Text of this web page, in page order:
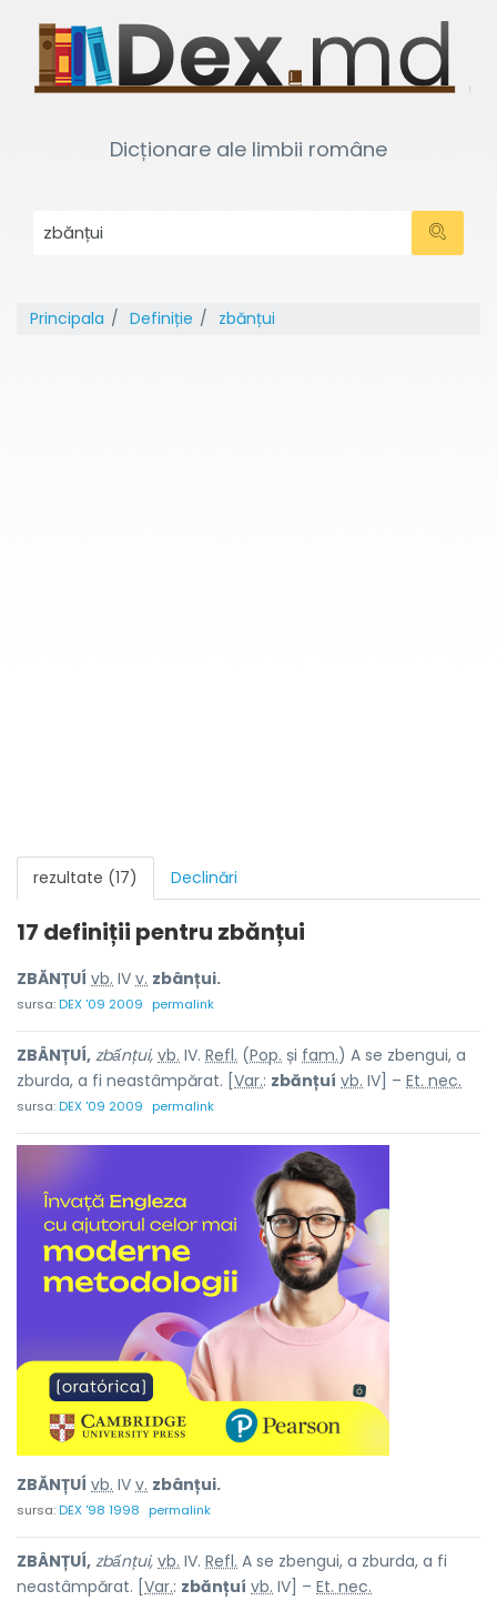
Dicționare ale limbii române
Principala Definiție zbănțui
rezultate (17) Declinări
17 definiții pentru zbănțui
ZBĂNȚUÍ vb. IV v. zbânțui.
sursa:DEX '09 2009 permalink
ZBÂNȚUÍ, zbấnțui, vb. IV. Refl. (Pop. și fam.) A se zbengui, a
zburda, a fi neastâmpărat. [ Var.: zbănțuí vb. IV] – Et. nec.
sursa:DEX '09 2009 permalink
ZBĂNȚUÍ vb. IV v. zbânțui.
sursa:DEX '98 1998 permalink
ZBÂNȚUÍ, zbấnțui, vb. IV. Refl. A se zbengui, a zburda, a fi
neastâmpărat. [ Var.: zbănțuí vb. IV] – Et. nec.